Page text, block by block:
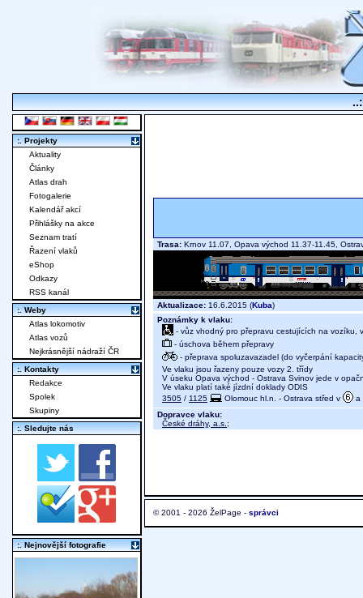
Trasa: Krnov 11.07, Opava východ 11.37-11.45,
Aktualizace: 16.6.2015 (Kuba)
Poznámky k vlaku:
- vůz vhodný pro přepravu cestujících na vozíku,
- úschova během přepravy
- přeprava spoluzavazadel (do vyčerpání
Ve vlaku jsou řazeny pouze vozy 2. třídy
V úseku Opava východ - Ostrava Svinov jede v
Ve vlaku platí také jízdní doklady ODIS
3505 / 1125 Olomouc hl.n. - Ostrava střed v
a
Dopravce vlaku:
České dráhy, a.s. ;
© 2001 - 2026 ŽelPage - správci
:. Projekty
Aktuality
Články
Atlas drah
Fotogalerie
Kalendář akcí
Přihlášky na akce
Seznam tratí
Řazení vlaků
eShop
Odkazy
RSS kanál
:. Weby
Atlas lokomotiv
Atlas vozů
Nejkrásnější nádraží ČR
:. Kontakty
Redakce
Spolek
Skupiny
:. Sledujte nás
:. Nejnovější fotografie